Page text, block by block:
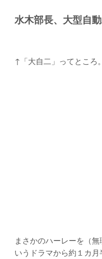
水木部長、大型自
↑「大自二」ってところ。
まさかのハーレーを（
いうドラマから約１カ月